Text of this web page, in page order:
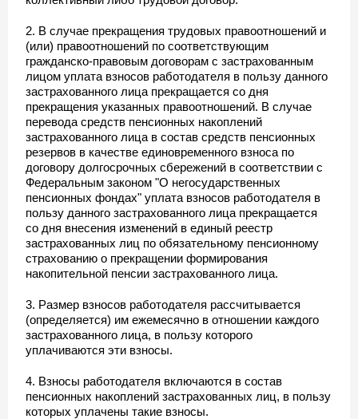
2. В случае прекращения трудовых правоотношений и
(или) правоотношений по соответствующим
гражданско-правовым договорам с застрахованным
лицом уплата взносов работодателя в пользу данного
застрахованного лица прекращается со дня
прекращения указанных правоотношений. В случае
перевода средств пенсионных накоплений
застрахованного лица в состав средств пенсионных
резервов в качестве единовременного взноса по
договору долгосрочных сбережений в соответствии с
Федеральным законом "О негосударственных
пенсионных фондах" уплата взносов работодателя в
пользу данного застрахованного лица прекращается
со дня внесения изменений в единый реестр
застрахованных лиц по обязательному пенсионному
страхованию о прекращении формирования
накопительной пенсии застрахованного лица.
3. Размер взносов работодателя рассчитывается
(определяется) им ежемесячно в отношении каждого
застрахованного лица, в пользу которого
уплачиваются эти взносы.
4. Взносы работодателя включаются в состав
пенсионных накоплений застрахованных лиц, в пользу
которых уплачены такие взносы.